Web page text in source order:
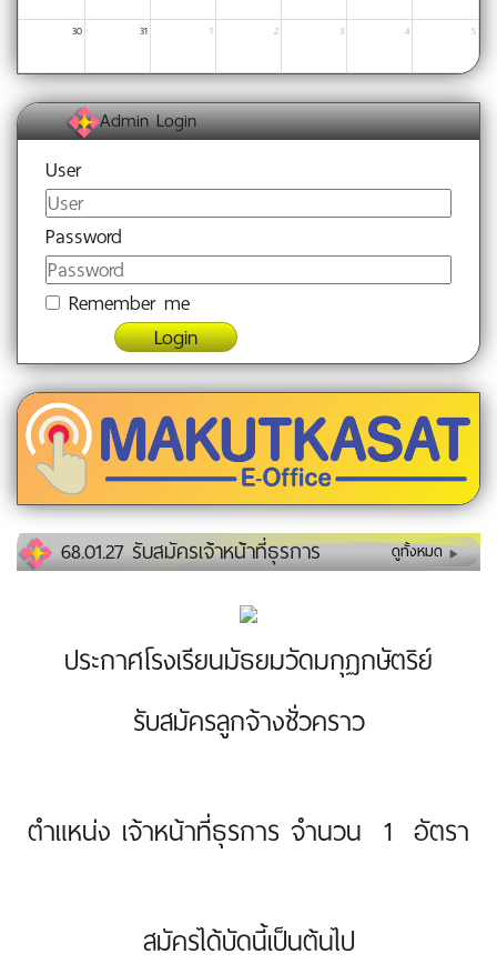
30 31 1 2 3 4 5
Admin Login
User
Password
Remember me
Login
68.01.27 รับสมัครเจ้าหน้าที่ธุรการ ดูทั้งหมด
ประกาศโรงเรียนมัธยมวัดมกุฏกษัตริย์
รับสมัครลูกจ้างชั่วคราว
ตำแหน่ง เจ้าหน้าที่ธุรการ จำนวน 1 อัตรา
สมัครได้บัดนี้เป็นต้นไป